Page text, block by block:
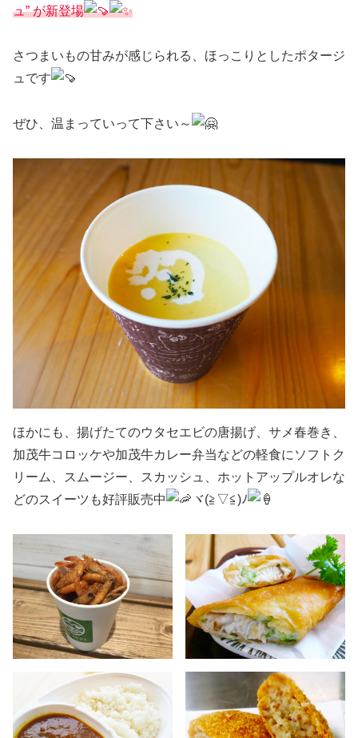
ュ” が新登場
さつまいもの甘みが感じられる、ほっこりとしたポタージ
ュです
ぜひ、温まっていって下さい～
ほかにも、揚げたてのウタセエビの唐揚げ、サメ春巻き、
加茂牛コロッケや加茂牛カレー弁当などの軽食にソフトク
リーム、スムージー、スカッシュ、ホットアップルオレな
どのスイーツも好評販売中
ヾ(≧▽≦)ﾉ